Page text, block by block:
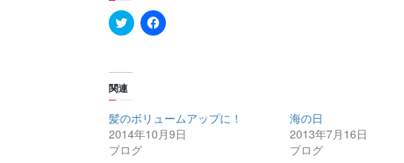
C
l
t
h
a
r
e
o
n
F
a
有
す
る
関連
髪のボリュームアップに！
2014年10月9日
ブログ
海の日
2013年7月16日
ブログ